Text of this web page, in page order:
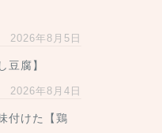
2026年8月5日
豆腐】
2026年8月4日
付けた【鶏